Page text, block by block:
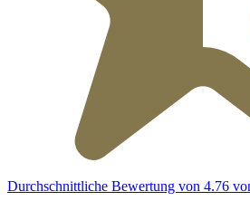
Durchschnittliche Bewertung von 4.76